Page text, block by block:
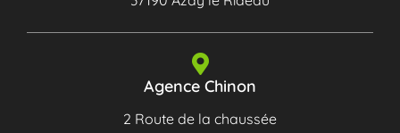
Agence Chinon
2 Route de la chaussée